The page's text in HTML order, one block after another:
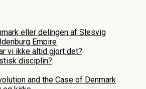
eller delingen af Slesvig
Empire
vi ikke altid gjort det?
disciplin?
and the Case of Denmark